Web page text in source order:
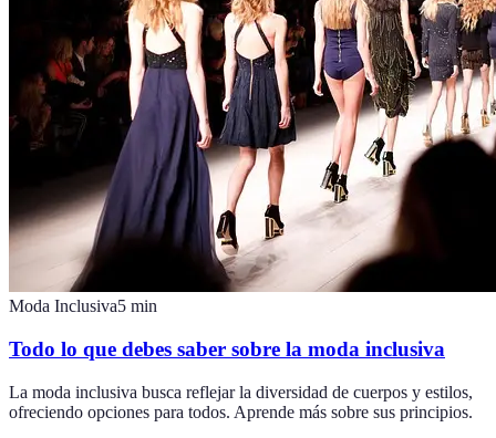
Moda Inclusiva5 min
Todo lo que debes saber sobre la moda inclusiva
La moda inclusiva busca reflejar la diversidad de cuerpos y estilos,
ofreciendo opciones para todos. Aprende más sobre sus principios.